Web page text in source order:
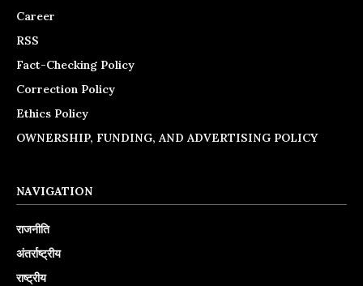
Career
RSS
Fact-Checking Policy
Correction Policy
Ethics Policy
OWNERSHIP, FUNDING, AND ADVERTISING POLICY
NAVIGATION
राजनीति
अंतर्राष्ट्रीय
राष्ट्रीय